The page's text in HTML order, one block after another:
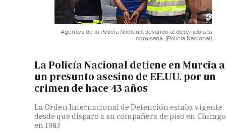
Agentes de la Policía Nacional llevando al detenido a la
comisaría. (Policía Nacional)
La Policía Nacional detiene en Murcia a
un presunto asesino de EE.UU. por un
crimen de hace 43 años
La Orden Internacional de Detención estaba vigente
desde que disparó a su compañera de piso en Chicago
en 1983